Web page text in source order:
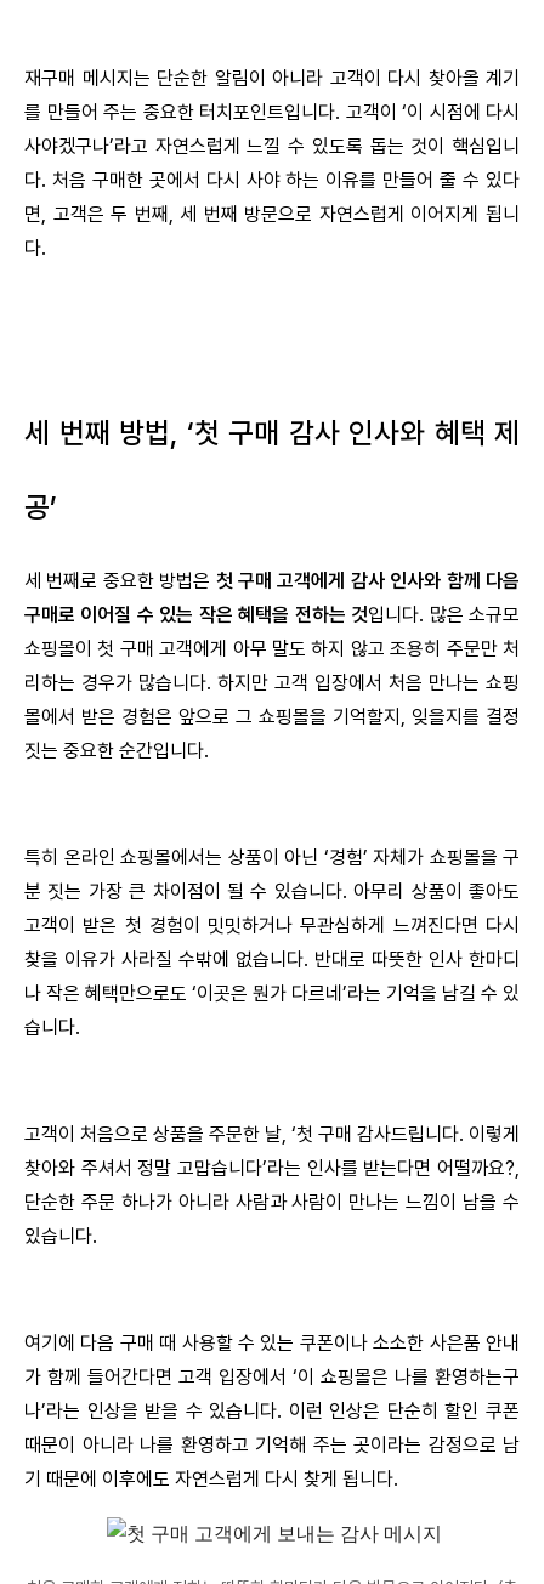
재구매 메시지는 단순한 알림이 아니라 고객이 다시 찾아올 계기
를 만들어 주는 중요한 터치포인트입니다. 고객이 ‘이 시점에 다시
사야겠구나’라고 자연스럽게 느낄 수 있도록 돕는 것이 핵심입니
다. 처음 구매한 곳에서 다시 사야 하는 이유를 만들어 줄 수 있다
면, 고객은 두 번째, 세 번째 방문으로 자연스럽게 이어지게 됩니
다.
세 번째 방법, ‘첫 구매 감사 인사와 혜택 제
공’
세 번째로 중요한 방법은 첫 구매 고객에게 감사 인사와 함께 다음
구매로 이어질 수 있는 작은 혜택을 전하는 것입니다. 많은 소규모
쇼핑몰이 첫 구매 고객에게 아무 말도 하지 않고 조용히 주문만 처
리하는 경우가 많습니다. 하지만 고객 입장에서 처음 만나는 쇼핑
몰에서 받은 경험은 앞으로 그 쇼핑몰을 기억할지, 잊을지를 결정
짓는 중요한 순간입니다.
특히 온라인 쇼핑몰에서는 상품이 아닌 ‘경험’ 자체가 쇼핑몰을 구
분 짓는 가장 큰 차이점이 될 수 있습니다. 아무리 상품이 좋아도
고객이 받은 첫 경험이 밋밋하거나 무관심하게 느껴진다면 다시
찾을 이유가 사라질 수밖에 없습니다. 반대로 따뜻한 인사 한마디
나 작은 혜택만으로도 ‘이곳은 뭔가 다르네’라는 기억을 남길 수 있
습니다.
고객이 처음으로 상품을 주문한 날, ‘첫 구매 감사드립니다. 이렇게
찾아와 주셔서 정말 고맙습니다’라는 인사를 받는다면 어떨까요?,
단순한 주문 하나가 아니라 사람과 사람이 만나는 느낌이 남을 수
있습니다.
여기에 다음 구매 때 사용할 수 있는 쿠폰이나 소소한 사은품 안내
가 함께 들어간다면 고객 입장에서 ‘이 쇼핑몰은 나를 환영하는구
나’라는 인상을 받을 수 있습니다. 이런 인상은 단순히 할인 쿠폰
때문이 아니라 나를 환영하고 기억해 주는 곳이라는 감정으로 남
기 때문에 이후에도 자연스럽게 다시 찾게 됩니다.